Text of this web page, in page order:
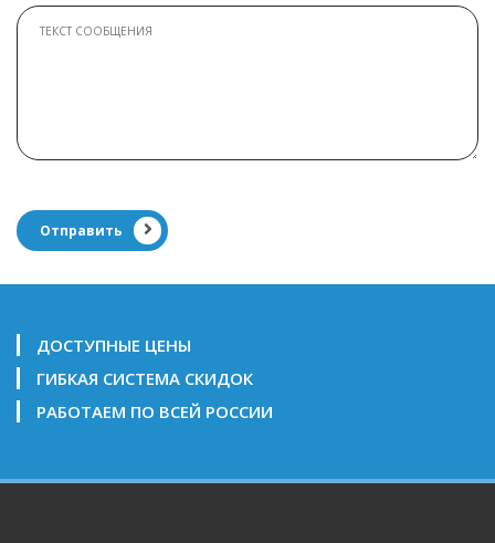
Отправить
ДОСТУПНЫЕ ЦЕНЫ
ГИБКАЯ СИСТЕМА СКИДОК
РАБОТАЕМ ПО ВСЕЙ РОССИИ